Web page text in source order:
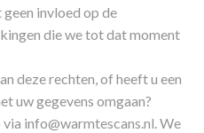
invloed op de
die we tot dat moment
deze rechten, of heeft u een
uw gegevens omgaan?
via info@warmtescans.nl. We